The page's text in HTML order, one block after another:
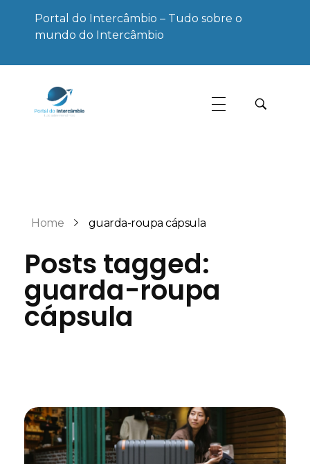
Portal do Intercâmbio – Tudo sobre o
mundo do Intercâmbio
Home guarda-roupa cápsula
Posts tagged:
guarda-roupa
cápsula